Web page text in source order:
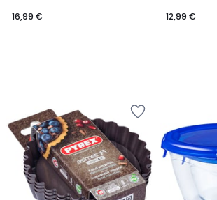
16,99 €
12,99 €